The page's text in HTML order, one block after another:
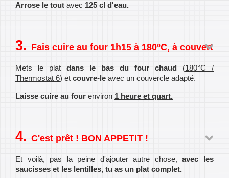
Arrose le tout avec 125 cl d'eau.
Fais cuire au four 1h15 à 180°C, à couvert
Mets le plat dans le bas du four chaud (180°C /
Thermostat 6) et couvre-le avec un couvercle adapté.
Laisse cuire au four environ 1 heure et quart.
C'est prêt ! BON APPETIT !
Et voilà, pas la peine d'ajouter autre chose,avec les
saucisses et les lentilles, tu as un plat complet.